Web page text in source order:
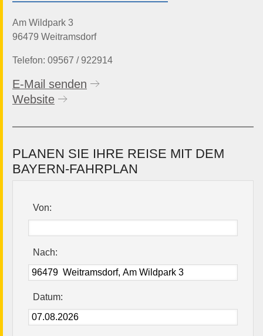
Am Wildpark 3
96479 Weitramsdorf
Telefon: 09567 / 922914
E-Mail senden
Website
PLANEN SIE IHRE REISE MIT DEM
BAYERN-FAHRPLAN
Von:
Nach:
Datum: